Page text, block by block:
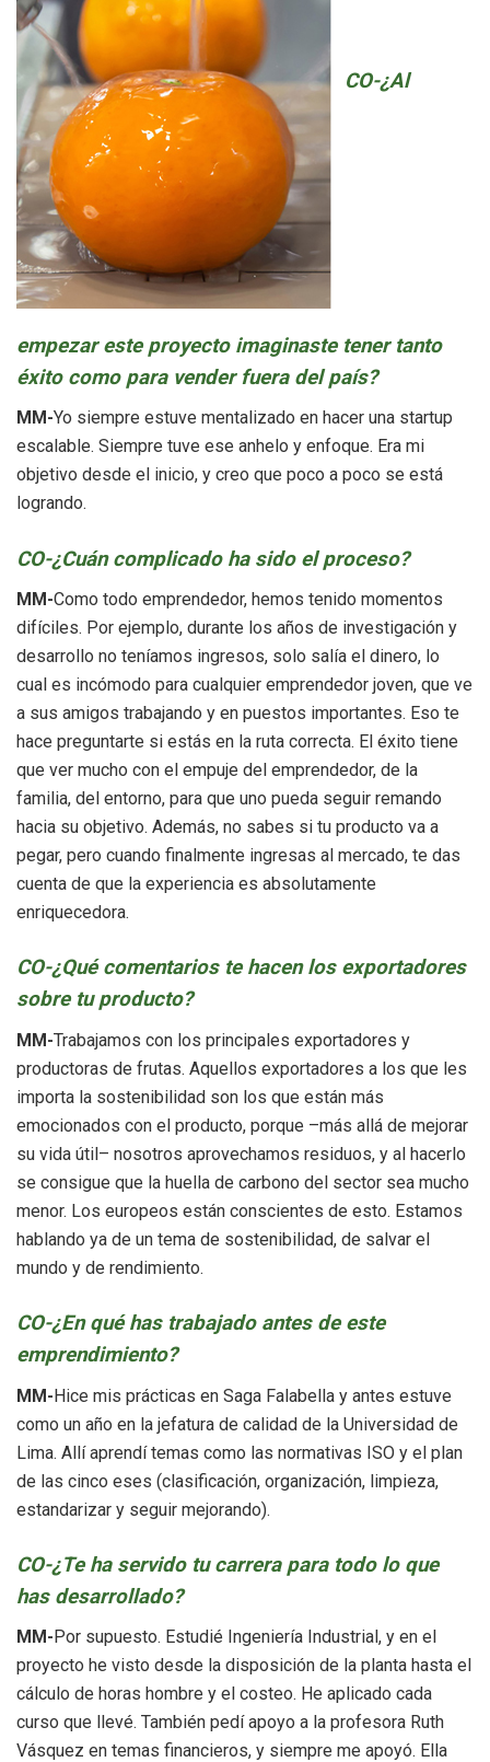
CO-¿Al
empezar este proyecto imaginaste tener tanto
éxito como para vender fuera del país?
MM-Yo siempre estuve mentalizado en hacer una startup
escalable. Siempre tuve ese anhelo y enfoque. Era mi
objetivo desde el inicio, y creo que poco a poco se está
logrando.
CO-¿Cuán complicado ha sido el proceso?
MM-Como todo emprendedor, hemos tenido momentos
difíciles. Por ejemplo, durante los años de investigación y
desarrollo no teníamos ingresos, solo salía el dinero, lo
cual es incómodo para cualquier emprendedor joven, que ve
a sus amigos trabajando y en puestos importantes. Eso te
hace preguntarte si estás en la ruta correcta. El éxito tiene
que ver mucho con el empuje del emprendedor, de la
familia, del entorno, para que uno pueda seguir remando
hacia su objetivo. Además, no sabes si tu producto va a
pegar, pero cuando finalmente ingresas al mercado, te das
cuenta de que la experiencia es absolutamente
enriquecedora.
CO-¿Qué comentarios te hacen los exportadores
sobre tu producto?
MM-Trabajamos con los principales exportadores y
productoras de frutas. Aquellos exportadores a los que les
importa la sostenibilidad son los que están más
emocionados con el producto, porque –más allá de mejorar
su vida útil– nosotros aprovechamos residuos, y al hacerlo
se consigue que la huella de carbono del sector sea mucho
menor. Los europeos están conscientes de esto. Estamos
hablando ya de un tema de sostenibilidad, de salvar el
mundo y de rendimiento.
CO-¿En qué has trabajado antes de este
emprendimiento?
MM-Hice mis prácticas en Saga Falabella y antes estuve
como un año en la jefatura de calidad de la Universidad de
Lima. Allí aprendí temas como las normativas ISO y el plan
de las cinco eses (clasificación, organización, limpieza,
estandarizar y seguir mejorando).
CO-¿Te ha servido tu carrera para todo lo que
has desarrollado?
MM- Por supuesto. Estudié Ingeniería Industrial, y en el
proyecto he visto desde la disposición de la planta hasta el
cálculo de horas hombre y el costeo. He aplicado cada
curso que llevé. También pedí apoyo a la profesora Ruth
Vásquez en temas financieros, y siempre me apoyó. Ella